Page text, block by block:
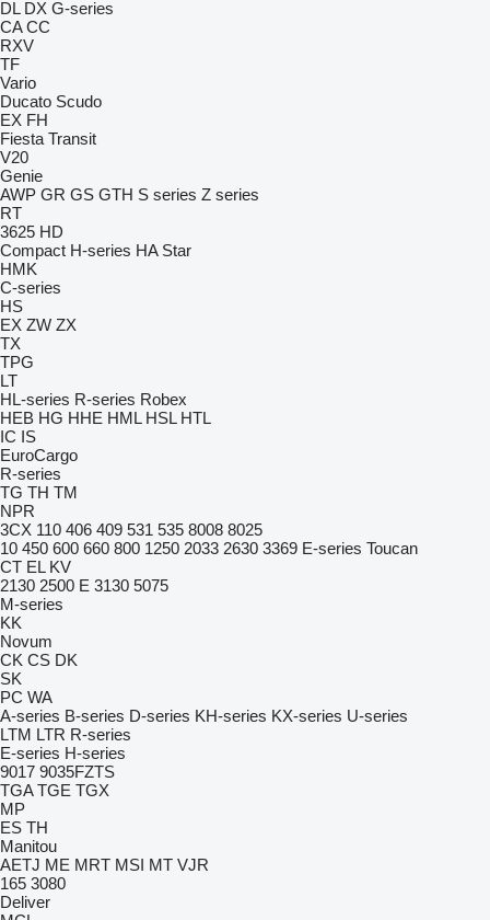
DL DX G-series
CA CC
RXV
TF
Vario
Ducato Scudo
EX FH
Fiesta Transit
V20
Genie
AWP GR GS GTH S series Z series
RT
3625 HD
Compact H-series HA Star
HMK
C-series
HS
EX ZW ZX
TX
TPG
LT
HL-series R-series Robex
HEB HG HHE HML HSL HTL
IC IS
EuroCargo
R-series
TG TH TM
NPR
3CX 110 406 409 531 535 8008 8025
10 450 600 660 800 1250 2033 2630 3369 E-series Toucan
CT EL KV
2130 2500 E 3130 5075
M-series
KK
Novum
CK CS DK
SK
PC WA
A-series B-series D-series KH-series KX-series U-series
LTM LTR R-series
E-series H-series
9017 9035FZTS
TGA TGE TGX
MP
ES TH
Manitou
AETJ ME MRT MSI MT VJR
165 3080
Deliver